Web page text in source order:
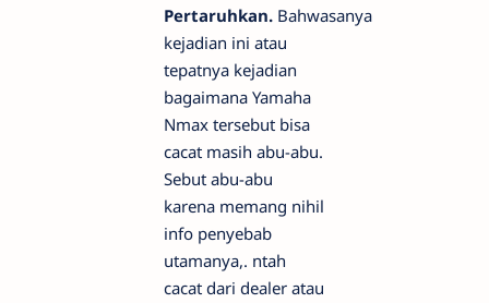
Pertaruhkan. Bahwasanya
kejadian ini atau
tepatnya kejadian
bagaimana Yamaha
Nmax tersebut bisa
cacat masih abu-abu.
Sebut abu-abu
karena memang nihil
info penyebab
utamanya,. ntah
cacat dari dealer atau